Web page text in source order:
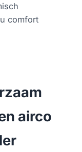
comfort
airco